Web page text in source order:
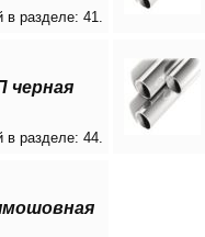
разделе: 41.
черная
в разделе: 44.